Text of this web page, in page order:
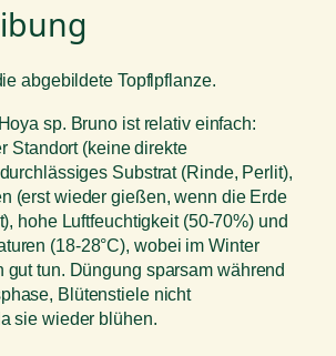
abgebildete Topflpflanze.
sp. Bruno ist relativ einfach:
Standort (keine direkte
Substrat (Rinde, Perlit),
(erst wieder gießen, wenn die Erde
hohe Luftfeuchtigkeit (50-70%) und
(18-28°C), wobei im Winter
gut tun. Düngung sparsam während
Blütenstiele nicht
sie wieder blühen.